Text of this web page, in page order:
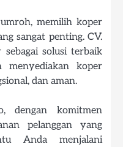
memilih koper
sangat penting. CV.
solusi terbaik
menyediakan koper
dan aman.
dengan komitmen
pelanggan yang
Anda menjalani